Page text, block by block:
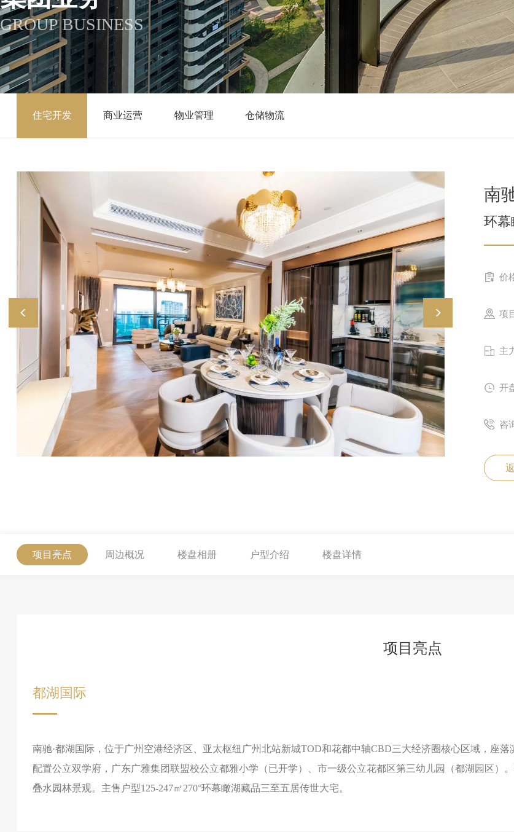
GROUP BUSINESS
住宅开发 商业运营 物业管理 仓储物流
南
环
价
项
主
开
咨
项目亮点 周边概况 楼盘相册 户型介绍 楼盘详情
项目亮点
都湖国际
南驰·都湖国际，位于广州空港经济区、亚太枢纽广州北站新城TOD和花都中轴CBD三大经济圈核心区域，座
配置公立双学府，广东广雅集团联盟校公立都雅小学（已开学）、市一级公立花都区第三幼儿园（都湖园区）
叠水园林景观。主售户型125-247㎡270°环幕瞰湖藏品三至五居传世大宅。